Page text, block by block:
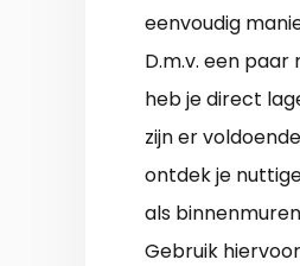
eenvoudig
D.m.v. een
heb je direct
zijn er
ontdek je
als
Gebruik